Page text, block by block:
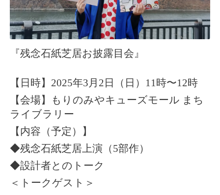
『残念石紙芝居お披露目会』
【日時】2025年3月2日（日）11時〜12時
【会場】もりのみやキューズモール まち
ライブラリー
【内容（予定）】
◆残念石紙芝居上演（5部作）
◆設計者とのトーク
＜トークゲスト＞